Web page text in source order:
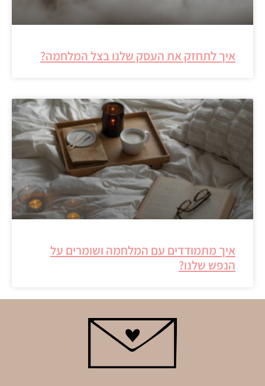
איך לתחזק את העסק שלנו בצל המלחמה?
איך מתמודדים עם המלחמה ושומרים על
הנפש שלנו?